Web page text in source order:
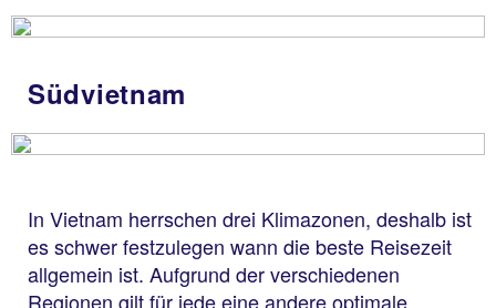
Südvietnam
In Vietnam herrschen drei Klimazonen, deshalb ist
es schwer festzulegen wann die beste Reisezeit
allgemein ist. Aufgrund der verschiedenen
Regionen gilt für jede eine andere optimale